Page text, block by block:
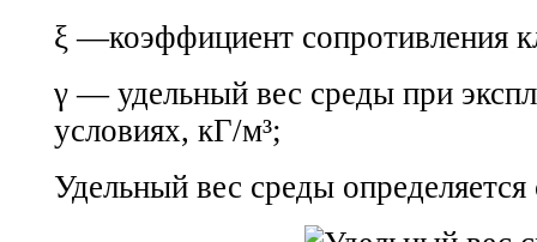
ξ —коэффициент сопротивления
γ — удельный вес среды при
условиях, кГ/м³;
Удельный вес среды